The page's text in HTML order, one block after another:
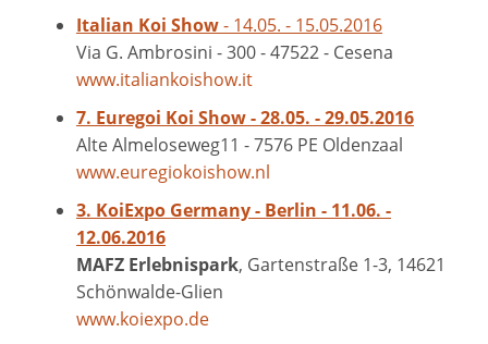
Italian Koi Show- 14.05. - 15.05.2016
Via G. Ambrosini - 300 - 47522 - Cesena
www.italiankoishow.it
7. Euregoi Koi Show - 28.05. - 29.05.2016
Alte Almeloseweg11 - 7576 PE Oldenzaal
www.euregiokoishow.nl
3. KoiExpo Germany - Berlin - 11.06. -
12.06.2016
MAFZ Erlebnispark, Gartenstraße 1-3, 14621
Schönwalde-Glien
www.koiexpo.de